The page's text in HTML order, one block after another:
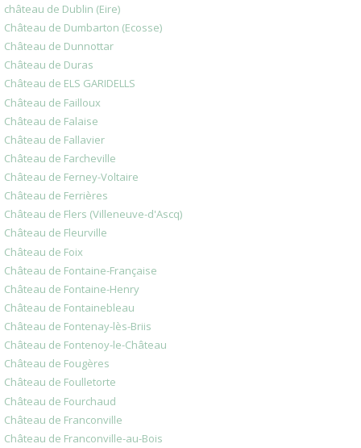
château de Dublin (Eire)
Château de Dumbarton (Ecosse)
Château de Dunnottar
Château de Duras
Château de ELS GARIDELLS
Château de Failloux
Château de Falaise
Château de Fallavier
Château de Farcheville
Château de Ferney-Voltaire
Château de Ferrières
Château de Flers (Villeneuve-d'Ascq)
Château de Fleurville
Château de Foix
Château de Fontaine-Française
Château de Fontaine-Henry
Château de Fontainebleau
Château de Fontenay-lès-Briis
Château de Fontenoy-le-Château
Château de Fougères
Château de Foulletorte
Château de Fourchaud
Château de Franconville
Château de Franconville-au-Bois